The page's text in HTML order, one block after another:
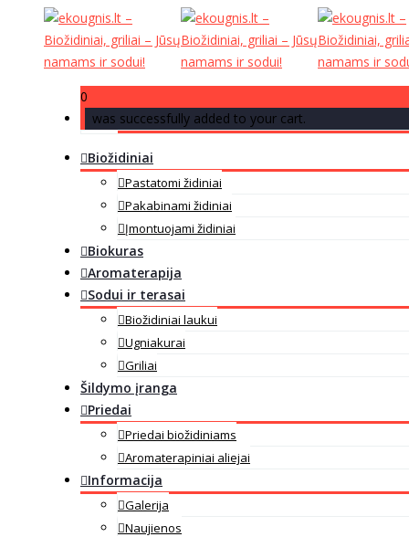
0
was successfully added to your cart.
Biožidiniai
Pastatomi židiniai
Pakabinami židiniai
Įmontuojami židiniai
Biokuras
Aromaterapija
Sodui ir terasai
Biožidiniai laukui
Ugniakurai
Griliai
Šildymo įranga
Priedai
Priedai biožidiniams
Aromaterapiniai aliejai
Informacija
Galerija
Naujienos